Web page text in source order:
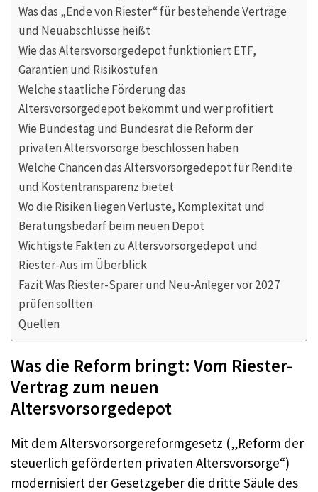
Was das „Ende von Riester“ für bestehende Verträge
und Neuabschlüsse heißt
Wie das Altersvorsorgedepot funktioniert ETF,
Garantien und Risikostufen
Welche staatliche Förderung das
Altersvorsorgedepot bekommt und wer profitiert
Wie Bundestag und Bundesrat die Reform der
privaten Altersvorsorge beschlossen haben
Welche Chancen das Altersvorsorgedepot für Rendite
und Kostentransparenz bietet
Wo die Risiken liegen Verluste, Komplexität und
Beratungsbedarf beim neuen Depot
Wichtigste Fakten zu Altersvorsorgedepot und
Riester-Aus im Überblick
Fazit Was Riester-Sparer und Neu-Anleger vor 2027
prüfen sollten
Quellen
Was die Reform bringt: Vom Riester-
Vertrag zum neuen
Altersvorsorgedepot
Mit dem Altersvorsorgereformgesetz („Reform der
steuerlich geförderten privaten Altersvorsorge“)
modernisiert der Gesetzgeber die dritte Säule des